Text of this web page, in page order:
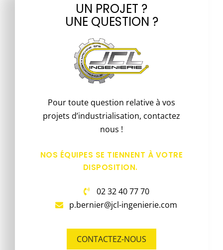
UN PROJET ?
UNE QUESTION ?
Pour toute question relative à vos
projets d’industrialisation, contactez
nous !
NOS ÉQUIPES SE TIENNENT À VOTRE
DISPOSITION.
02 32 40 77 70
p.bernier@jcl-ingenierie.com
CONTACTEZ-NOUS